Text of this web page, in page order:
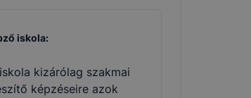
iskola:
kizárólag szakmai
képzéseire azok